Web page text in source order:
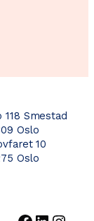
118 Smestad
Oslo
10
Oslo